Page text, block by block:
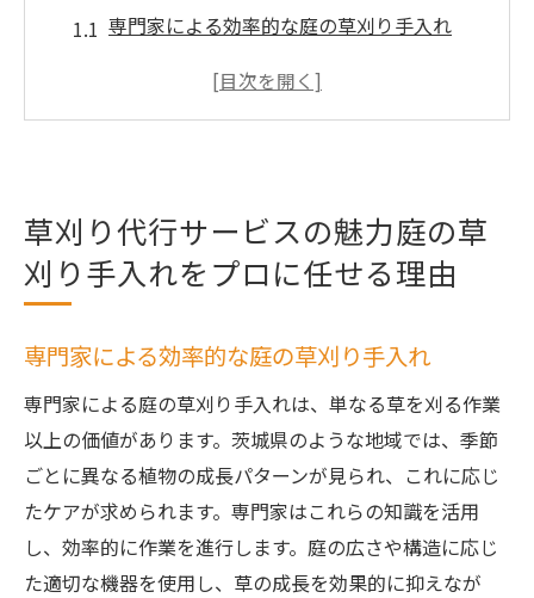
専門家による効率的な庭の草刈り手入れ
プロが庭の草刈りで提供する価値
茨城県で人気の草刈り代行サービス事例
庭の草刈り手入れをプロに依頼することで得ら
安全な庭の草刈り手入れのためのプロの設
草刈りサービス利用で得られる安心感の理
由
庭の草刈りで失敗しないためのプロのサポ
ート
プロの草刈り手入れがもたらす安心の秘訣
草刈り代行サービスの魅力庭の草
刈り手入れをプロに任せる理由
専門家による効率的な庭の草刈り手入れ
専門家による庭の草刈り手入れは、単なる草を刈る作業
以上の価値があります。茨城県のような地域では、季節
ごとに異なる植物の成長パターンが見られ、これに応じ
たケアが求められます。専門家はこれらの知識を活用
し、効率的に作業を進行します。庭の広さや構造に応じ
た適切な機器を使用し、草の成長を効果的に抑えなが